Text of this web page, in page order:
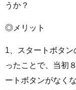
うか？
◎メリット
1、スタートボタ
ったことで、当初
ートボタンがなく